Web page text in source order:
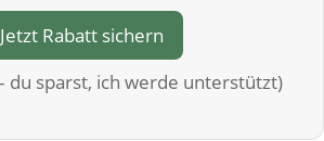
Jetzt Rabatt sichern
du sparst, ich werde unterstützt)